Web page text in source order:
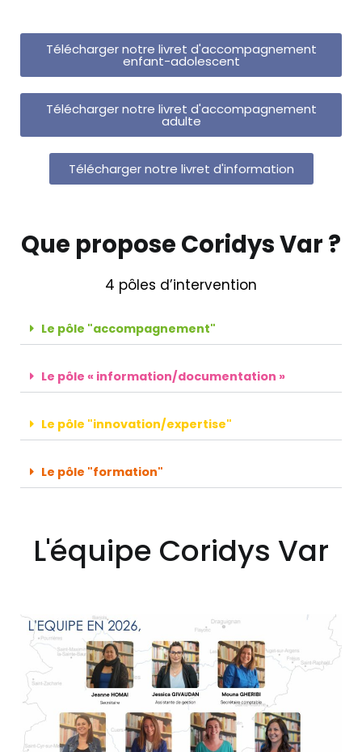
Télécharger notre livret d'accompagnement
enfant-adolescent
Télécharger notre livret d'accompagnement
adulte
Télécharger notre livret d'information
Que propose Coridys Var ?
4 pôles d’intervention
Le pôle "accompagnement"
Le pôle « information/documentation »
Le pôle "innovation/expertise"
Le pôle "formation"
L'équipe Coridys Var